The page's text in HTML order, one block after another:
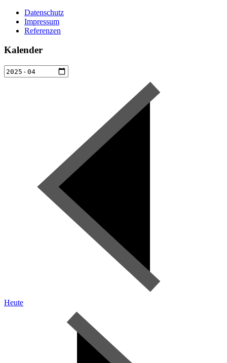
Datenschutz
Impressum
Referenzen
Kalender
Heute